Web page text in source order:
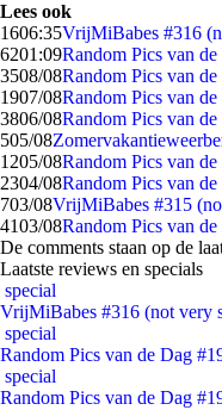
Lees ook
1606:35VrijMiBabes #316
6201:09Random Pics van
3508/08Random Pics van
1907/08Random Pics van
3806/08Random Pics van
505/08
1205/08Random Pics van
2304/08Random Pics van
703/08VrijMiBabes #315
4103/08Random Pics van
De comments staan op de
Laatste reviews en specials
special
VrijMiBabes #316 (not very
special
Random Pics van de Dag
special
Random Pics van de Dag